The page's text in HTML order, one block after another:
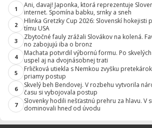
1
Ani, davaj! Japonka, ktorá reprezentuje
internet. Spomína babku, srnky a sneh
2
Hlinka Gretzky Cup 2026: Slovenskí hokejisti
tímu USA
3
Zbytočné fauly zrážali Slovákov na kolená.
no zabojujú iba o bronz
4
Machata potvrdil výbornú formu. Po
uspel aj na dvojnásobnej trati
5
Frličková utiekla s Nemkou zvyšku
priamy postup
6
Skvelý beh Bendovej. V rozbehu vytvorila
času si vybojovala postup
7
Slovenky hodili nešťastnú prehru za hlavu. V
dominovali hneď od úvodu